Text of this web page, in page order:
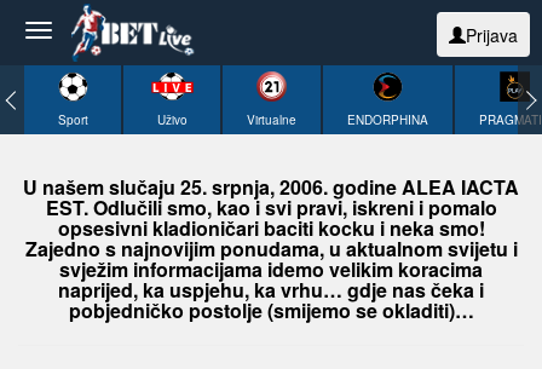
Prijava
Sport Uživo Virtualne ENDORPHINA
U našem slučaju 25. srpnja, 2006. godine ALEA IACTA
EST. Odlučili smo, kao i svi pravi, iskreni i pomalo
opsesivni kladioničari baciti kocku i neka smo!
Zajedno s najnovijim ponudama, u aktualnom svijetu i
svježim informacijama idemo velikim koracima
naprijed, ka uspjehu, ka vrhu… gdje nas čeka i
pobjedničko postolje (smijemo se okladiti)…